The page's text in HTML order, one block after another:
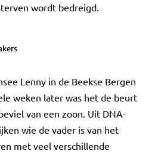
wordt bedreigd.
Lenny in de Beekse Bergen
weken later was het de beurt
van een zoon. Uit DNA-
wie de vader is van het
met veel verschillende